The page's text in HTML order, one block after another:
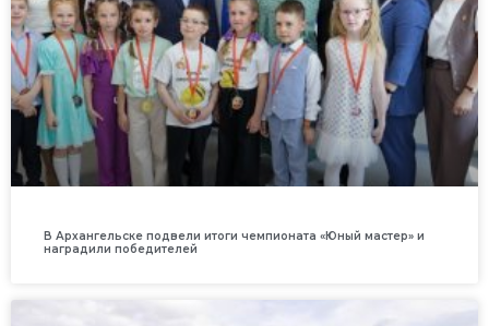
В Архангельске подвели итоги чемпионата «Юный мастер» и
наградили победителей